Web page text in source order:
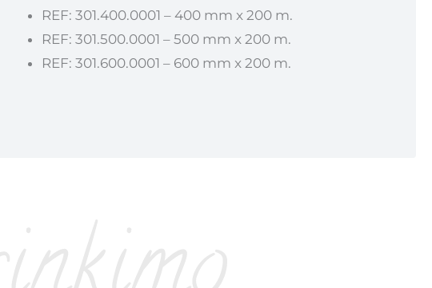
REF: 301.400.0001 – 400 mm x 200 m.
REF: 301.500.0001 – 500 mm x 200 m.
REF: 301.600.0001 – 600 mm x 200 m.